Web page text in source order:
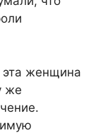
эта женщина
же